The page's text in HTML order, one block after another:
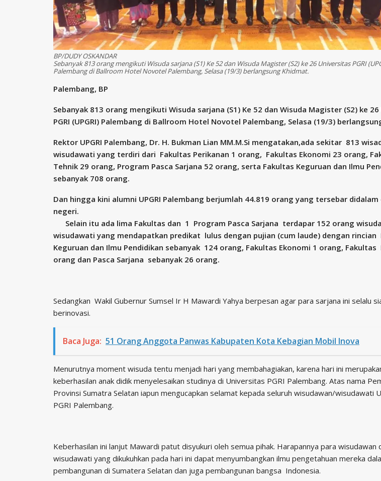
BP/DUDY OSKANDAR
Sebanyak 813 orang mengikuti Wisuda sarjana (S1) Ke 52 dan Wisuda Magister (S2) ke 26 Universitas PGRI
Palembang di Ballroom Hotel Novotel Palembang, Selasa (19/3) berlangsung Khidmat.
Palembang, BP
Sebanyak 813 orang mengikuti Wisuda sarjana (S1) Ke 52 dan Wisuda Magister (S2) ke
PGRI (UPGRI) Palembang di Ballroom Hotel Novotel Palembang, Selasa (19/3)
Rektor UPGRI Palembang, Dr. H. Bukman Lian MM.M.Si mengatakan,ada sekitar 813
wisudawati yang terdiri dari Fakultas Perikanan 1 orang, Fakultas Ekonomi 23 orang,
Tehnik 29 orang, Program Pasca Sarjana 52 orang, serta Fakultas Keguruan dan Ilmu
sebanyak 708 orang.
Dan hingga kini alumni UPGRI Palembang berjumlah 44.819 orang yang tersebar
negeri.
Selain itu ada lima Fakultas dan 1 Program Pasca Sarjana terdapar 152 orang
wisudawati yang mendapatkan predikat lulus dengan pujian (cum laude) dengan rincian
Keguruan dan Ilmu Pendidikan sebanyak 124 orang, Fakultas Ekonomi 1 orang, Fakultas
orang dan Pasca Sarjana sebanyak 26 orang.
Sedangkan Wakil Gubernur Sumsel Ir H Mawardi Yahya berpesan agar para sarjana ini selalu
berinovasi.
Baca Juga: 51 Orang Anggota Panwas Kabupaten Kota Kebagian Mobil Inova
Menurutnya moment wisuda tentu menjadi hari yang membahagiakan, karena hari ini
keberhasilan anak didik menyelesaikan studinya di Universitas PGRI Palembang. Atas nama
Provinsi Sumatra Selatan iapun mengucapkan selamat kepada seluruh wisudawan/wisudawati
PGRI Palembang.
Keberhasilan ini lanjut Mawardi patut disyukuri oleh semua pihak. Harapannya para wisudawan
wisudawati yang dikukuhkan pada hari ini dapat menyumbangkan ilmu pengetahuan mereka
pembangunan di Sumatera Selatan dan juga pembangunan bangsa Indonesia.